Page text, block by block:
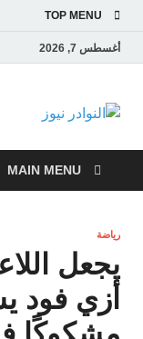
TOP MENU
أغسطس 7, 2026
من
MAIN MENU
رياضة
يجعل
أزي فود